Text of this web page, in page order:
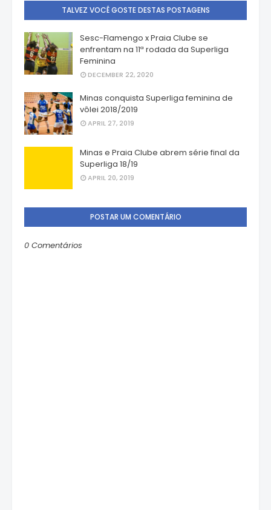
TALVEZ VOCÊ GOSTE DESTAS POSTAGENS
Sesc-Flamengo x Praia Clube se
enfrentam na 11ª rodada da Superliga
Feminina
DECEMBER 22, 2020
Minas conquista Superliga feminina de
vôlei 2018/2019
APRIL 27, 2019
Minas e Praia Clube abrem série final da
Superliga 18/19
APRIL 20, 2019
POSTAR UM COMENTÁRIO
0 Comentários